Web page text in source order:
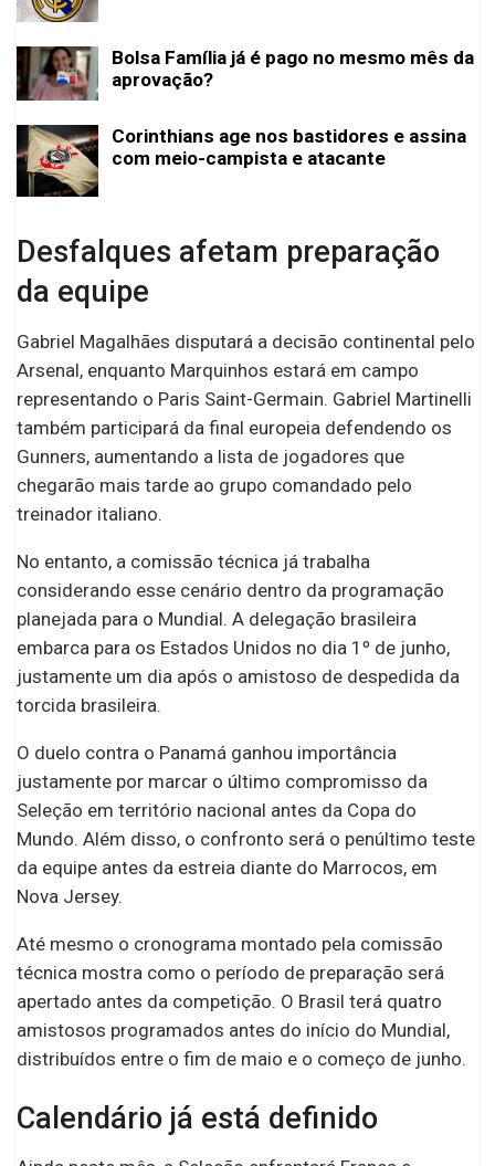
Bolsa Família já é pago no mesmo mês da
aprovação?
Corinthians age nos bastidores e assina
com meio-campista e atacante
Desfalques afetam preparação
da equipe
Gabriel Magalhães disputará a decisão continental pelo
Arsenal, enquanto Marquinhos estará em campo
representando o Paris Saint-Germain. Gabriel Martinelli
também participará da final europeia defendendo os
Gunners, aumentando a lista de jogadores que
chegarão mais tarde ao grupo comandado pelo
treinador italiano.
No entanto, a comissão técnica já trabalha
considerando esse cenário dentro da programação
planejada para o Mundial. A delegação brasileira
embarca para os Estados Unidos no dia 1º de junho,
justamente um dia após o amistoso de despedida da
torcida brasileira.
O duelo contra o Panamá ganhou importância
justamente por marcar o último compromisso da
Seleção em território nacional antes da Copa do
Mundo. Além disso, o confronto será o penúltimo teste
da equipe antes da estreia diante do Marrocos, em
Nova Jersey.
Até mesmo o cronograma montado pela comissão
técnica mostra como o período de preparação será
apertado antes da competição. O Brasil terá quatro
amistosos programados antes do início do Mundial,
distribuídos entre o fim de maio e o começo de junho.
Calendário já está definido